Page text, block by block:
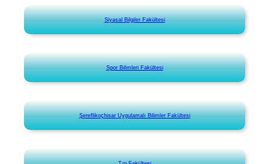
Siyasal Bilgiler Fakültesi
Spor Bilimleri Fakültesi
Şereflikoçhisar Uygulamalı Bilimler Fakültesi